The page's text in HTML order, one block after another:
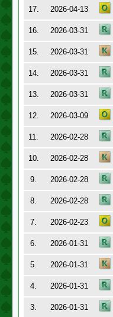
17.
2026-04-13
16.
2026-03-31
15.
2026-03-31
14.
2026-03-31
13.
2026-03-31
12.
2026-03-09
11.
2026-02-28
10.
2026-02-28
9.
2026-02-28
8.
2026-02-28
7.
2026-02-23
6.
2026-01-31
5.
2026-01-31
4.
2026-01-31
3.
2026-01-31